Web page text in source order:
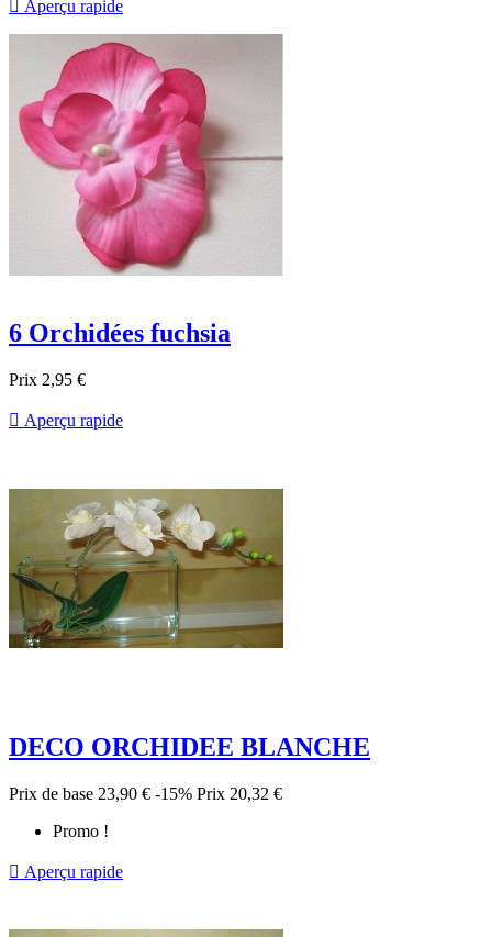
Aperçu rapide
6 Orchidées fuchsia
Prix 2,95 €
 Aperçu rapide
DECO ORCHIDEE BLANCHE
Prix de base 23,90 € -15% Prix 20,32 €
Promo !
 Aperçu rapide